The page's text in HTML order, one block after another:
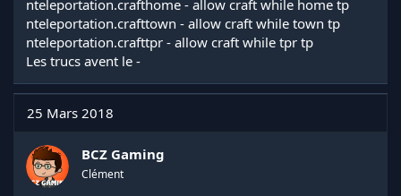
nteleportation.crafthome - allow craft while home tp
nteleportation.crafttown - allow craft while town tp
nteleportation.crafttpr - allow craft while tpr tp
Les trucs avent le -
25 Mars 2018
BCZ Gaming
Clément